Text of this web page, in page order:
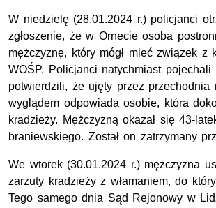
W niedzielę (28.01.2024 r.) policjanci
zgłoszenie, że w Ornecie osoba
mężczyznę, który mógł mieć związek z
WOŚP. Policjanci natychmiast
potwierdzili, że ujęty przez przechodnia
wyglądem odpowiada osobie, która
kradzieży. Mężczyzną okazał się 43-
braniewskiego. Został on zatrzymany
We wtorek (30.01.2024 r.) mężczyzna
zarzuty kradzieży z włamaniem, do
Tego samego dnia Sąd Rejonowy w